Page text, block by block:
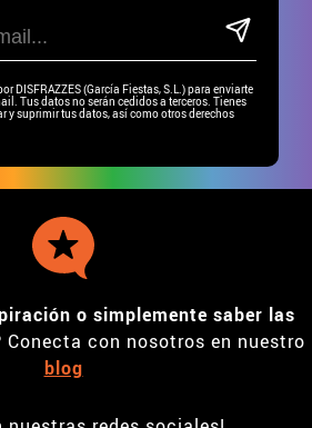
DISFRAZZES (García Fiestas, S.L.) para enviarte
Tus datos no serán cedidos a terceros. Tienes
y suprimir tus datos, así como otros derechos
o simplemente saber las
Conecta con nosotros en nuestro
blog